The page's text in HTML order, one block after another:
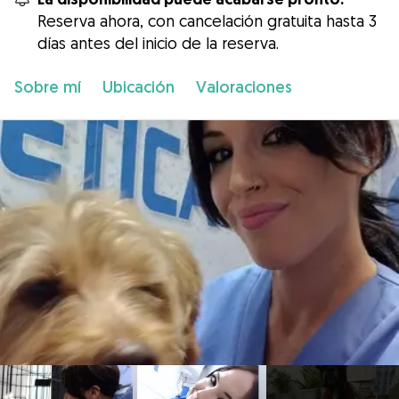
Reserva ahora, con cancelación gratuita hasta 3
días antes del inicio de la reserva.
Sobre mí Ubicación Valoraciones